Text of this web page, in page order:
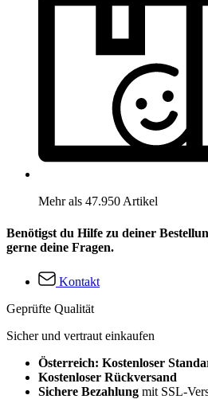
Mehr als 47.950 Artikel
Benötigst du Hilfe zu deiner
gerne deine Fragen.
Kontakt
Geprüfte Qualität
Sicher und vertraut einkaufen
Österreich: Kostenloser
Kostenloser Rückversand
Sichere Bezahlung mit SSL-